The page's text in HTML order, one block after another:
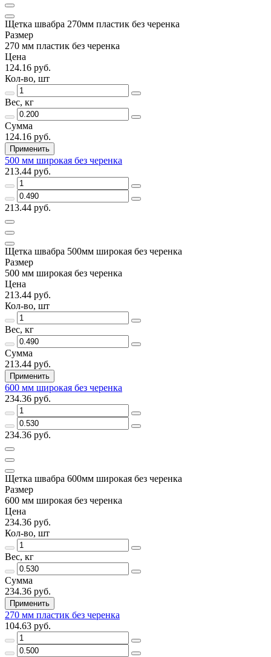
Щетка швабра 270мм пластик без черенка
Размер
270 мм пластик без черенка
Цена
124.16 руб.
Кол-во, шт
Вес, кг
Сумма
124.16 руб.
Применить
500 мм широкая без черенка
213.44 руб.
213.44 руб.
Щетка швабра 500мм широкая без черенка
Размер
500 мм широкая без черенка
Цена
213.44 руб.
Кол-во, шт
Вес, кг
Сумма
213.44 руб.
Применить
600 мм широкая без черенка
234.36 руб.
234.36 руб.
Щетка швабра 600мм широкая без черенка
Размер
600 мм широкая без черенка
Цена
234.36 руб.
Кол-во, шт
Вес, кг
Сумма
234.36 руб.
Применить
270 мм пластик без черенка
104.63 руб.